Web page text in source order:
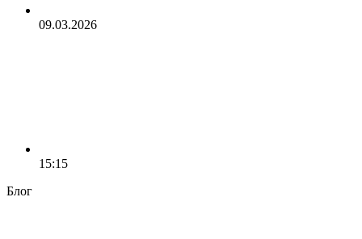
09.03.2026
15:15
Блог